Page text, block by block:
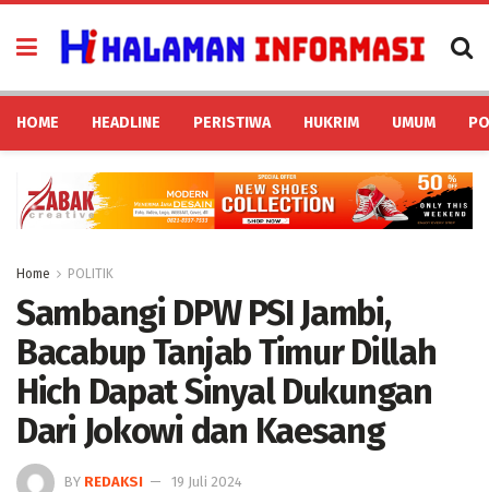
HOME HEADLINE PERISTIWA HUKRIM UMUM
Home POLITIK
Sambangi DPW PSI Jambi,
Bacabup Tanjab Timur Dillah
Hich Dapat Sinyal Dukungan
Dari Jokowi dan Kaesang
BY REDAKSI 19 Juli 2024